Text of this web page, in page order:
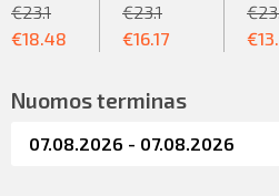
€23.1
€18.48
€23.1
€16.17
€
€
Nuomos terminas